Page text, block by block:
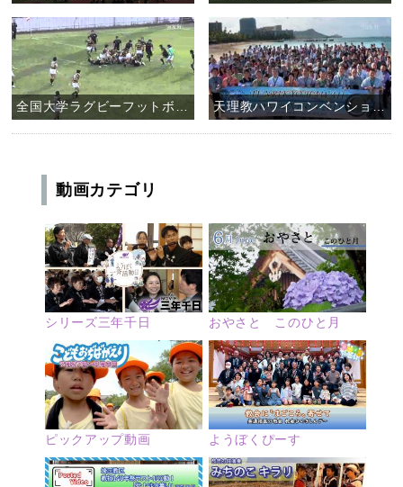
天理教ハワイコンベンション2011
動画カテゴリ
シリーズ三年千日 おやさと このひと月
ピックアップ動画 ようぼくぴーす